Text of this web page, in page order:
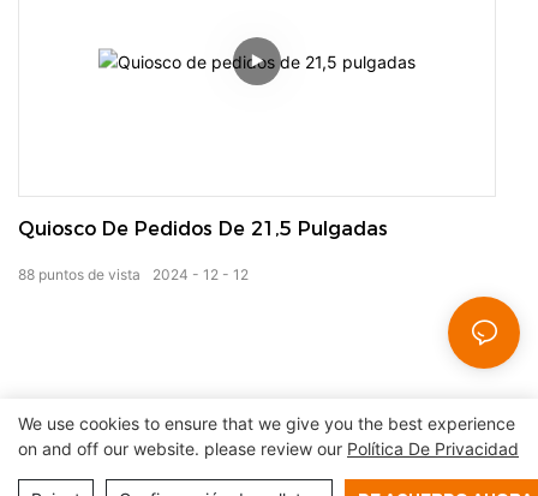
Quiosco De Pedidos De 21,5 Pulgadas
2024 12 12
88 puntos de vista
Derechos de autor© 2024 Shenzhen Lean Kiosk Systems
Co., LTD | Mapa del sitio Política de privacidad
We use cookies to ensure that we give you the best experience
on and off our website. please review our Política De Privacidad